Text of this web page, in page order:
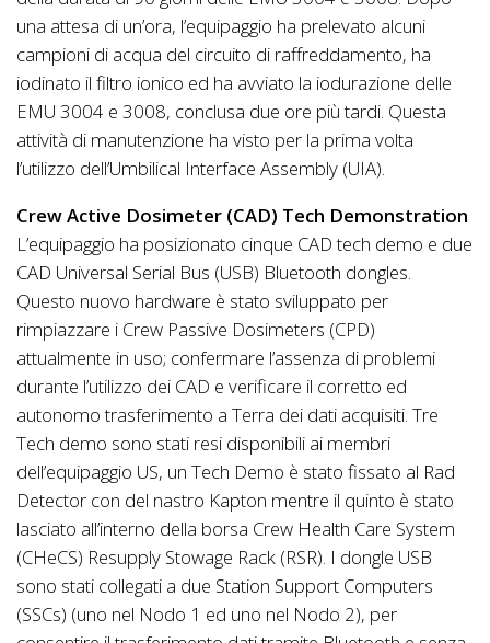
una attesa di un’ora, l’equipaggio ha prelevato alcuni
campioni di acqua del circuito di raffreddamento, ha
iodinato il filtro ionico ed ha avviato la iodurazione delle
EMU 3004 e 3008, conclusa due ore più tardi. Questa
attività di manutenzione ha visto per la prima volta
l’utilizzo dell’Umbilical Interface Assembly (UIA).
Crew Active Dosimeter (CAD) Tech Demonstration
L’equipaggio ha posizionato cinque CAD tech demo e due
CAD Universal Serial Bus (USB) Bluetooth dongles.
Questo nuovo hardware è stato sviluppato per
rimpiazzare i Crew Passive Dosimeters (CPD)
attualmente in uso; confermare l’assenza di problemi
durante l’utilizzo dei CAD e verificare il corretto ed
autonomo trasferimento a Terra dei dati acquisiti. Tre
Tech demo sono stati resi disponibili ai membri
dell’equipaggio US, un Tech Demo è stato fissato al Rad
Detector con del nastro Kapton mentre il quinto è stato
lasciato all’interno della borsa Crew Health Care System
(CHeCS) Resupply Stowage Rack (RSR). I dongle USB
sono stati collegati a due Station Support Computers
(SSCs) (uno nel Nodo 1 ed uno nel Nodo 2), per